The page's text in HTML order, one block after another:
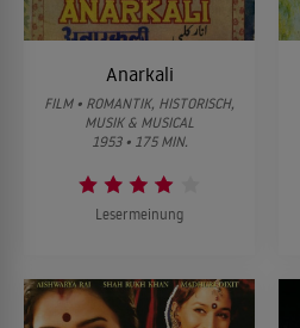
Anarkali
FILM • ROMANTIK, HISTORISCH,
MUSIK & MUSICAL
1953 • 175 MIN.
Lesermeinung